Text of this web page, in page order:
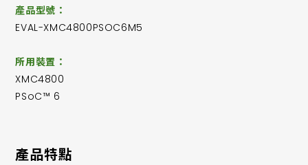
產品型號：
EVAL-XMC4800PSOC6M5
所用裝置：
XMC4800
PSoC™ 6
產品特點